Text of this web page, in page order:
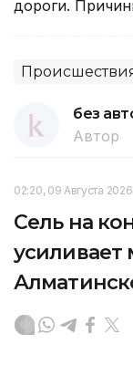
дороги.
без
Автор
02:20, 09 Августа 2026
Сель на
усиливает